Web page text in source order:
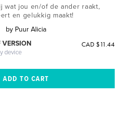
wat jou en/of de ander raakt,
en gelukkig maakt!
by Puur Alicia
VERSION
device
CAD $11.44